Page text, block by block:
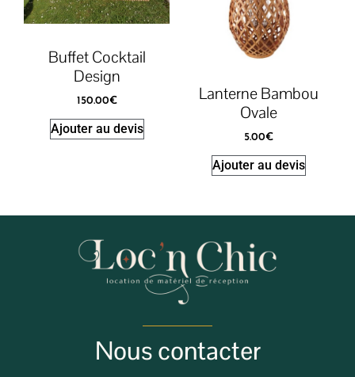
Buffet Cocktail
Design
150.00€
Ajouter au devis
Lanterne Bambou
Ovale
5.00€
Ajouter au devis
Nous contacter